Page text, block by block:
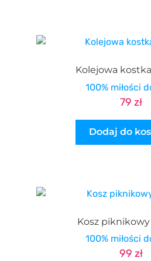
Kolejowa
100% miłości
79 zł
Dodaj do
Kosz piknikowy
100% miłości
99 zł